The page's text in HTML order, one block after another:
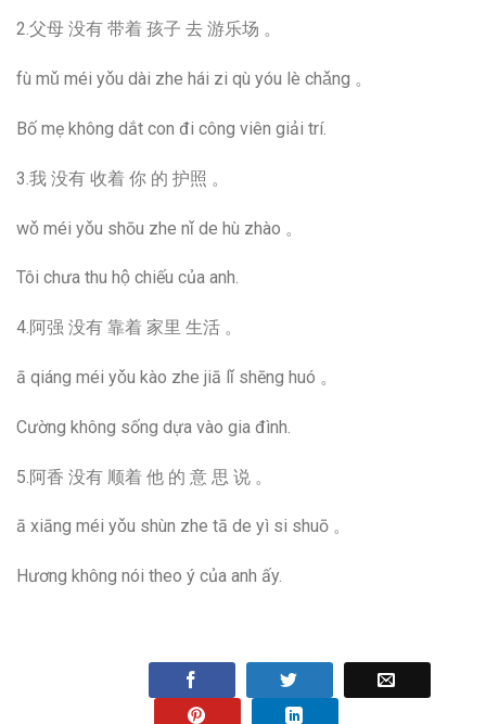
2.父母 没有 带着 孩子 去 游乐场 。
fù mǔ méi yǒu dài zhe hái zi qù yóu lè chǎng 。
Bố mẹ không dắt con đi công viên giải trí.
3.我 没有 收着 你 的 护照 。
wǒ méi yǒu shōu zhe nǐ de hù zhào 。
Tôi chưa thu hộ chiếu của anh.
4.阿强 没有 靠着 家里 生活 。
ā qiáng méi yǒu kào zhe jiā lǐ shēng huó 。
Cường không sống dựa vào gia đình.
5.阿香 没有 顺着 他 的 意 思 说 。
ā xiāng méi yǒu shùn zhe tā de yì si shuō 。
Hương không nói theo ý của anh ấy.